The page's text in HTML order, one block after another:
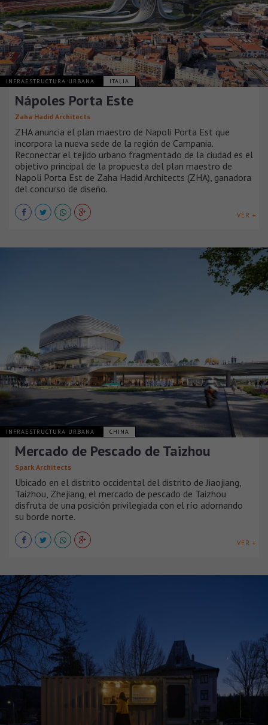
INFRAESTRUCTURA URBANA ITALIA
Nápoles Porta Este
Zaha Hadid Architects
ZHA anuncia el plan maestro de Napoli Porta Est que
incorpora la nueva sede de la región de Campania.
Reconectar el tejido urbano fragmentado de la ciudad es el
objetivo principal de la propuesta del plan maestro de
Napoli Porta Est de Zaha Hadid Architects (ZHA), ganadora
del concurso de diseño.
VER +
INFRAESTRUCTURA URBANA CHINA
Mercado de Pescado de Taizhou
Spark Architects
Ubicado en el distrito occidental del distrito de Jiaojiang,
Taizhou, Zhejiang, el mercado de pescado de Taizhou
disfruta de una posición privilegiada con el río adornando
su borde norte.
VER +